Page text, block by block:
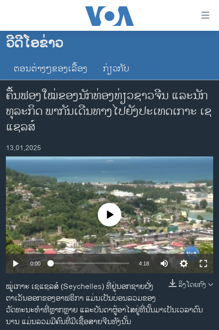
ເຂົ້າ
ຂ້າມ
ຂ້າມ
ໄປ
ຫາ
ຊອກ
ໂຮມເພຈ
ລາວ
ອາເມຣິກາ
ການເລືອກຕັ້ງ ປະທານາທີບໍດີ ສະຫະລັດ 2024
ຂ່າວ​ຈີນ
ເອເຊຍ
ອິດສະຫຼະພາບດ້ານການຂ່າວ
ຊີວິດຊາວລາວ
ຊຸມຊົນຊາວລາວ
ວິທະຍາສາດ-ເທັກໂນໂລຈີ
ທຸລະກິດ
ພາສາອັງກິດ
ວີດີໂອ
ສຽງ
ລາຍການກະຈາຍສຽງ
ຕິດຕາມພວກເຮົາ ທີ່
ວີດີໂອຂ່າວ
ຕອນຕ່າງໆຂອງເລື້ອງ ກ່ຽວກັບ
ຄື້ນຟອງໃໝ່ຂອງນັກທ່ອງທ່ຽວຊາວຈີນ ແລະນັກ
ທຸລະກິດ ພາກັນເດີນທາງໄປຍັງປະເທດເກາະ ເຊ
ແຊລສ໌
13,01,2025
Auto 240p 360p
No media source currently available
0:00 4:18 Auto
240p
480p
ລິງໂດຍກົງ
ໝູ່ເກາະ ເຊແຊລສ໌ (Seychelles) ທີ່ຢູ່ນອກຊາຍຝັ່ງ
ຕາເວັນອອກຂອງອາຟຣິກາ ແມ່ນເປັນບ່ອນລວມຂອງ
ວັດທະນະທຳທີ່ຫຼາກຫຼາຍ ແລະບັນດາຜູ້ອາໄສຢູ່ທີ່ນັ້ນມາເປັນເວລາດົນ
ນານ ແມ່ນລວມມີຄົນທີ່ມີເຊື້ອສາຍຈີນທັງນັ້ນ